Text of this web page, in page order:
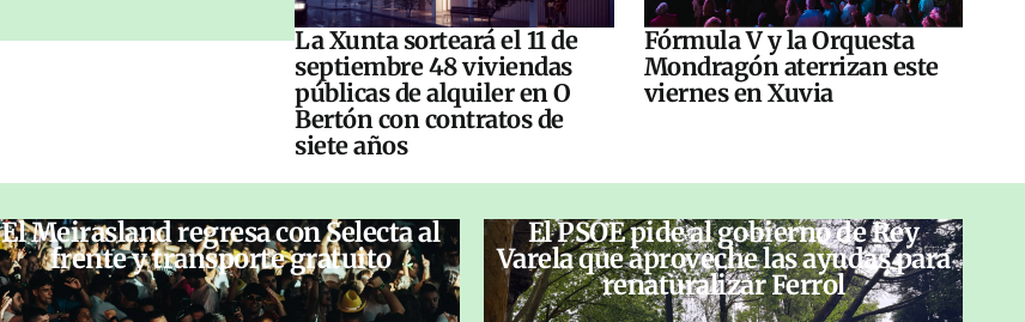
La Xunta sorteará el 11 de
septiembre 48 viviendas
públicas de alquiler en O
Bertón con contratos de
siete años
Fórmula V y la Orquesta
Mondragón aterrizan este
viernes en Xuvia
El Meirasland regresa con Selecta al
frente y transporte gratuito
El PSOE pide al gobierno de Rey
Varela que aproveche las ayudas para
renaturalizar Ferrol